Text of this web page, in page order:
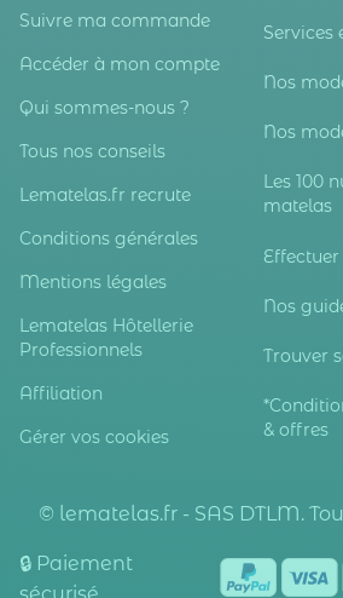
Suivre ma commande
Accéder à mon compte
Qui sommes-nous ?
Tous nos conseils
Lematelas.fr recrute
Conditions générales
Mentions légales
Lematelas Hôtellerie
Professionnels
Affiliation
Gérer vos cookies
Services
Nos
Nos
Les 100
matelas
Nos
Trouver
& offres
© lematelas.fr - SAS DTLM.
🔒 Paiement
sécurisé